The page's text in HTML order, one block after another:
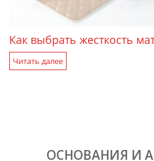
Как выбрать жесткость
Читать далее
ОСНОВАНИЯ И